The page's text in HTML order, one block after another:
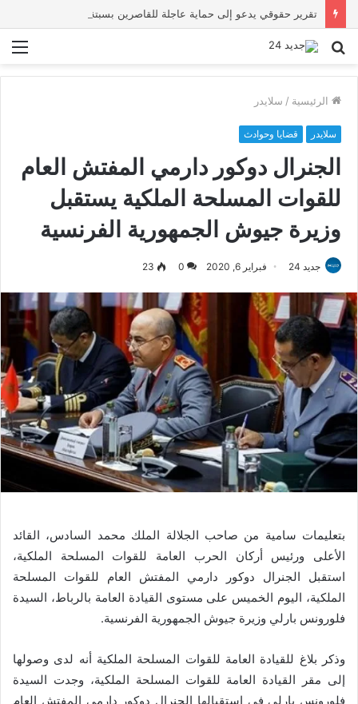
بحث
الرئيسية / سلايدر
سلايدر قضايا وحوادث
الجنرال دوكور دارمي المفتش العام
للقوات المسلحة الملكية يستقبل
وزيرة جيوش الجمهورية الفرنسية
جديد 24 فبراير 6, 2020 0
23
بتعليمات سامية من صاحب الجلالة الملك محمد السادس، القائد
الأعلى ورئيس أركان الحرب العامة للقوات المسلحة الملكية،
استقبل الجنرال دوكور دارمي المفتش العام للقوات المسلحة
الملكية، اليوم الخميس على مستوى القيادة العامة بالرباط، السيدة
فلورونس بارلي وزيرة جيوش الجمهورية الفرنسية.
وذكر بلاغ للقيادة العامة للقوات المسلحة الملكية أنه لدى وصولها
إلى مقر القيادة العامة للقوات المسلحة الملكية، وجدت السيدة
فلورونس بارلي في استقبالها الجنرال دوكور دارمي المفتش العام